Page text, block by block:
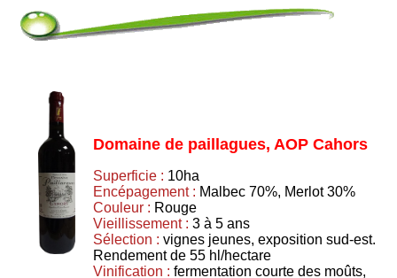
Domaine de paillagues, AOP Cahors
Superficie : 10ha
Encépagement : Malbec 70%, Merlot 30%
Couleur : Rouge
Vieillissement : 3 à 5 ans
Sélection : vignes jeunes, exposition sud-est.
Rendement de 55 hl/hectare
Vinification : fermentation courte des moûts,